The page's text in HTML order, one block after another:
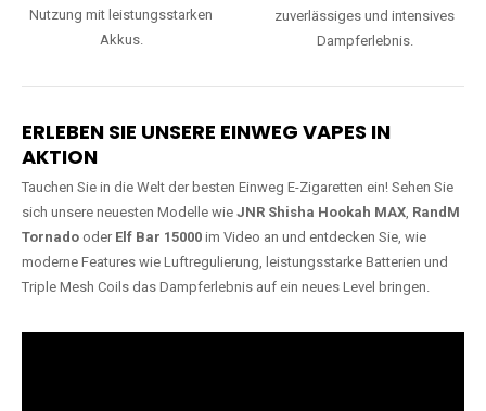
Nutzung mit leistungsstarken
Akkus.
zuverlässiges und intensives
Dampferlebnis.
ERLEBEN SIE UNSERE EINWEG VAPES IN
AKTION
Tauchen Sie in die Welt der besten Einweg E-Zigaretten ein! Sehen Sie
sich unsere neuesten Modelle wie JNR Shisha Hookah MAX, RandM
Tornado oder Elf Bar 15000 im Video an und entdecken Sie, wie
moderne Features wie Luftregulierung, leistungsstarke Batterien und
Triple Mesh Coils das Dampferlebnis auf ein neues Level bringen.